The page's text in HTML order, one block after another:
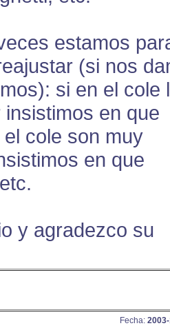
estamos
(si nos
si en el cole
en que
cole son muy
en que
y agradezco su
Fecha: